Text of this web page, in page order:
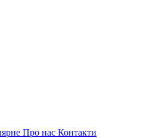
Про нас Контакти